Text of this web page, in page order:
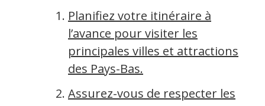
Planifiez votre itinéraire à
l’avance pour visiter les
principales villes et attractions
des Pays-Bas.
Assurez-vous de respecter les